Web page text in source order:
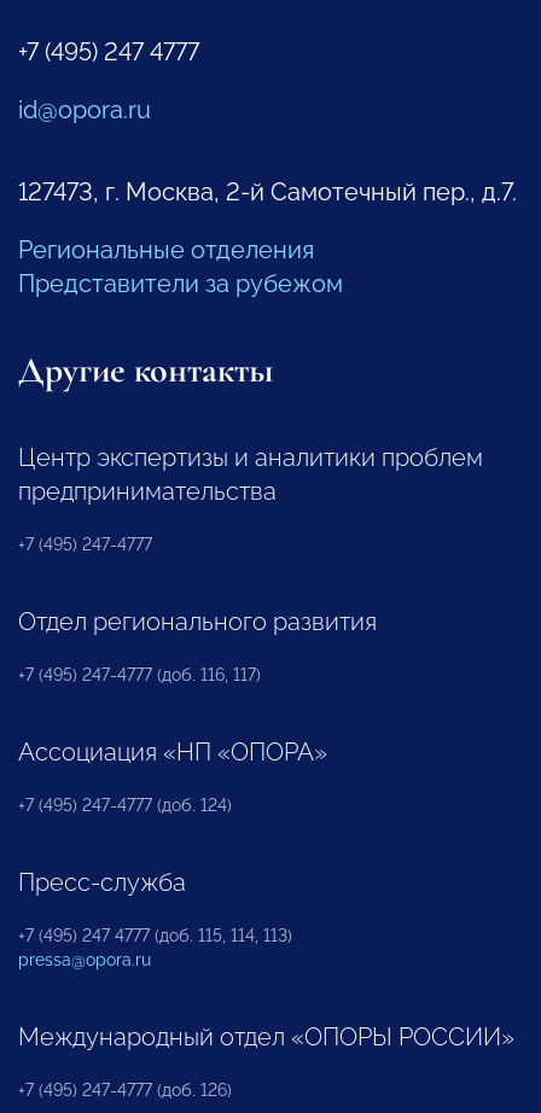
+7 (495) 247 4777
id@opora.ru
127473, г. Москва, 2-й Самотечный пер., д.7.
Региональные отделения
Представители за рубежом
Другие контакты
Центр экспертизы и аналитики проблем
предпринимательства
+7 (495) 247-4777
Отдел регионального развития
+7 (495) 247-4777 (доб. 116, 117)
Ассоциация «НП «ОПОРА»
+7 (495) 247-4777 (доб. 124)
Пресс-служба
+7 (495) 247 4777 (доб. 115, 114, 113)
pressa@opora.ru
Международный отдел «ОПОРЫ РОССИИ»
+7 (495) 247-4777 (доб. 126)